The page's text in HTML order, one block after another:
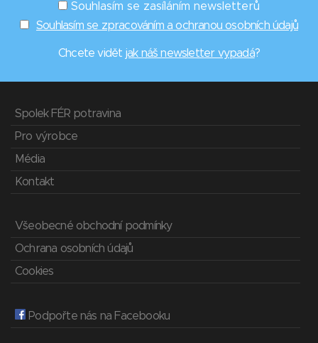
Souhlasím se zasíláním newsletterů
Souhlasím se zpracováním a ochranou osobních údajů
Chcete vidět jak náš newsletter vypadá?
Spolek FÉR potravina
Pro výrobce
Média
Kontakt
Všeobecné obchodní podmínky
Ochrana osobních údajů
Cookies
Podpořte nás na Facebooku